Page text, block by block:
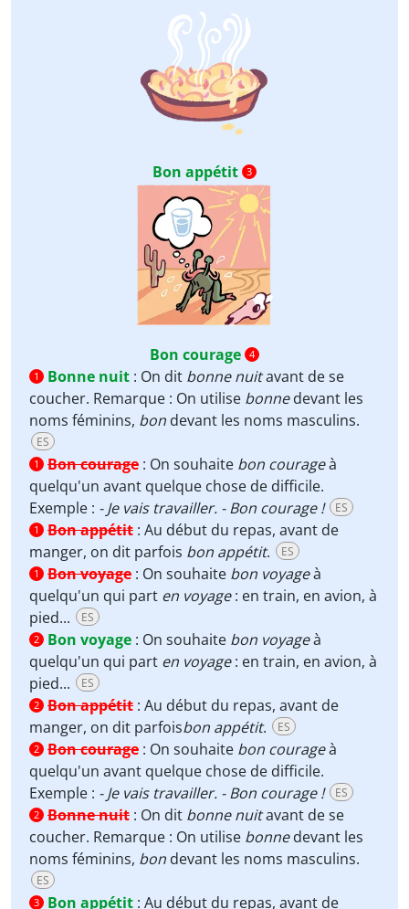
Bon appétit 3
Bon courage 4
1
Bonne nuit : On dit bonne nuitavant de se
coucher. Remarque : On utilise bonnedevant les
noms féminins, bon devant les noms masculins.
ES
1 Bon courage : On souhaite bon courageà
quelqu'un avant quelque chose de difficile.
Exemple : - Je vais travailler. - Bon courage ! ES
1 Bon appétit : Au début du repas, avant de
manger, on dit parfois bon appétit. ES
1 Bon voyage : On souhaite bon voyageà
quelqu'un qui part en voyage: en train, en avion, à
pied...
ES
2 Bon voyage : On souhaite bon voyageà
quelqu'un qui part en voyage: en train, en avion, à
pied...
ES
2 Bon appétit : Au début du repas, avant de
manger, on dit parfoisbon appétit. ES
2 Bon courage : On souhaite bon courageà
quelqu'un avant quelque chose de difficile.
Exemple : - Je vais travailler. - Bon courage ! ES
2 Bonne nuit : On dit bonne nuitavant de se
coucher. Remarque : On utilise bonnedevant les
noms féminins, bon devant les noms masculins.
ES
3 Bon appétit : Au début du repas, avant de